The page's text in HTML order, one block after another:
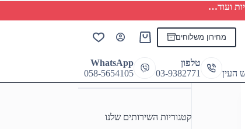
ועוד…
מחירון משלוחים
Shopping
טלפון
03-9382771
WhatsApp
058-5654105
קטגוריות השירותים שלנו